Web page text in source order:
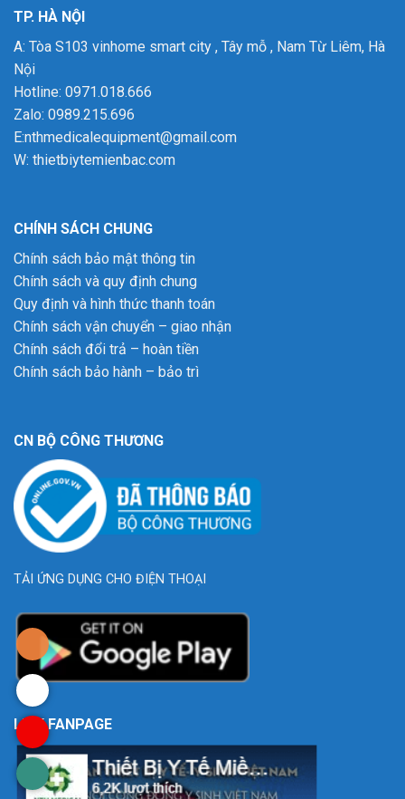
TP. HÀ NỘI
A: Tòa S103 vinhome smart city , Tây mỗ , Nam Từ Liêm, Hà
Nội
Hotline: 0971.018.666
Zalo: 0989.215.696
E:nthmedicalequipment@gmail.com
W: thietbiytemienbac.com
CHÍNH SÁCH CHUNG
Chính sách bảo mật thông tin
Chính sách và quy định chung
Quy định và hình thức thanh toán
Chính sách vận chuyển – giao nhận
Chính sách đổi trả – hoàn tiền
Chính sách bảo hành – bảo trì
CN BỘ CÔNG THƯƠNG
TẢI ỨNG DỤNG CHO ĐIỆN THOẠI
LINK FANPAGE